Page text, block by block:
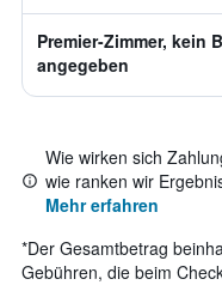
Premier-Zimmer, kein
angegeben
Wie wirken sich
wie ranken wir
Mehr erfahren
*Der Gesamtbetrag
Gebühren, die beim